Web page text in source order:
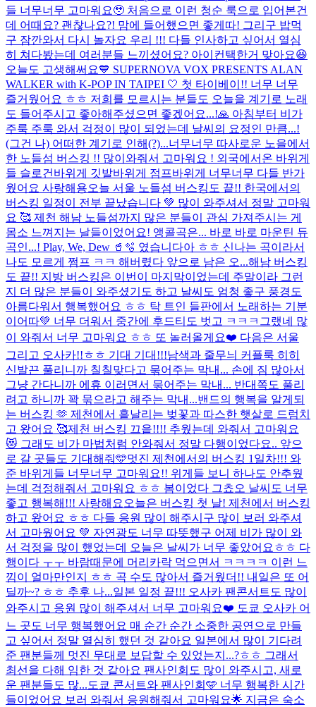
들 너무너무 고마워요🥹 처음으로 이런 청순 룩으로 입어본건
데 어때요? 괜찮나요?! 맘에 들어했으면 좋게따! 그리구 밥먹
구 잠깐와서 다시 놀자요 우리 !!! 다들 인사하고 싶어서 열심
히 쳐다봤는데 여러분들 느끼셨어요? 아이컨택한거 맞아요😆
오늘도 고생해써요💙 SUPERNOVA VOX PRESENTS ALAN
WALKER with K-POP IN TAIPEI 🤍 첫 타이베이!! 너무 너무
즐거웠어요 ㅎㅎ 저희를 모르시는 분들도 오늘을 계기로 노래
도 들어주시고 좋아해주셨으면 좋겠어요...!🙏 아침부터 비가
주룩 주룩 와서 걱정이 많이 되었는데 날씨의 요정인 만큼...!
(그건 나) 어떠한 계기로 인해(?)...너무너무 따사로운 노을에서
한 노들섬 버스킹 !! 많이와줘서 고마워요 ! 외국에서온 바위게
들 슬로건바위게 깃발바위게 점프바위게 너무너무 다들 반가
웠어요 사랑해용오늘 서울 노들섬 버스킹도 끝!! 한국에서의
버스킹 일정이 전부 끝났습니다 💚 많이 와주셔서 정말 고마워
요 🥰 제천 해남 노들섬까지 많은 분들이 관심 가져주시는 게
몸소 느껴지는 날들이었어요! 앵콜곡은... 바로 바로 마운틴 듀
곡인...! Play, We, Dew 🥤🫧 였습니다아 ㅎㅎ 신나는 곡이라서
나도 모르게 쩜프 ㅋㅋ 해버렸다 앞으로 남은 오...해남 버스킹
도 끝!! 지방 버스킹은 이번이 마지막이었는데 주말이라 그런
지 더 많은 분들이 와주셨기도 하고 날씨도 엄청 좋구 풍경도
아름다워서 행복했어요 ㅎㅎ 탁 트인 들판에서 노래하는 기분
이어따💚 너무 더워서 중간에 후드티도 벗고 ㅋㅋㅋ그랬네 많
이 와줘서 너무 고마워요 ㅎㅎ 또 놀러올게요❤️ 다음은 서울
그리고 오사카!!ㅎㅎ 기대 기대!!!남색과 줄무늬 커플룩 히히
신발끈 풀리니까 칠칠맞다고 묶어주는 막내... 손에 짐 많아서
그냥 간다니까 에휴 이러면서 묶어주는 막내... 반대쪽도 풀리
려고 하니까 꽉 묶으라고 해주는 막내...밴드의 행복을 알게되
는 버스킹 🫶 제천에서 흩날리는 벚꽃과 따스한 햇살로 드럼치
고 왔어요 🥰제천 버스킹 끄읕!!!! 추웠는데 와줘서 고마워요
😻 그래도 비가 마법처럼 안와줘서 정말 다행이었다요.. 앞으
로 갈 곳들도 기대해줘🩵멋진 제천에서의 버스킹 1일차!!! 와
준 바위게들 너무너무 고마워요!! 위게들 보니 하나도 안추웠
는데 걱정해줘서 고마워요 ㅎㅎ 봄이었다 그쵸오 날씨도 너무
좋고 행복해!!! 사랑해요 오늘은 버스킹 첫 날! 제천에서 버스킹
하고 왔어요 ㅎㅎ 다들 응원 많이 해주시구 많이 보러 와주셔
서 고마웠어요 💚 자연광도 너무 따뜻했구 어제 비가 많이 와
서 걱정을 많이 했었는데 오늘은 날씨가 너무 좋았어요ㅎㅎ 다
행이다 ㅜㅜ 바람때문에 머리카락 먹으면서 ㅋㅋㅋㅋ 이런 느
낌이 얼마만인지 ㅎㅎ 곡 수도 많아서 즐거웠더!! 내일은 또 어
딜까~? ㅎㅎ 추후 나...일본 일정 끝!!! 오사카 팬콘서트도 많이
와주시고 응원 많이 해주셔서 너무 고마워요❤️ 도쿄 오사카 어
느 곳도 너무 행복했어요 매 순간 순간 소중한 공연으로 만들
고 싶어서 정말 열심히 했던 것 같아요 일본에서 많이 기다려
준 팬분들께 멋진 무대로 보답할 수 있었는지...?ㅎㅎ 그래서
최선을 다해 임한 것 같아요 팬사인회도 많이 와주시고, 새로
운 팬분들도 많...도쿄 콘서트와 팬사인회🩵 너무 행복한 시간
들이었어요 보러 와줘서 응원해줘서 고마워요🌟 지금은 숙소